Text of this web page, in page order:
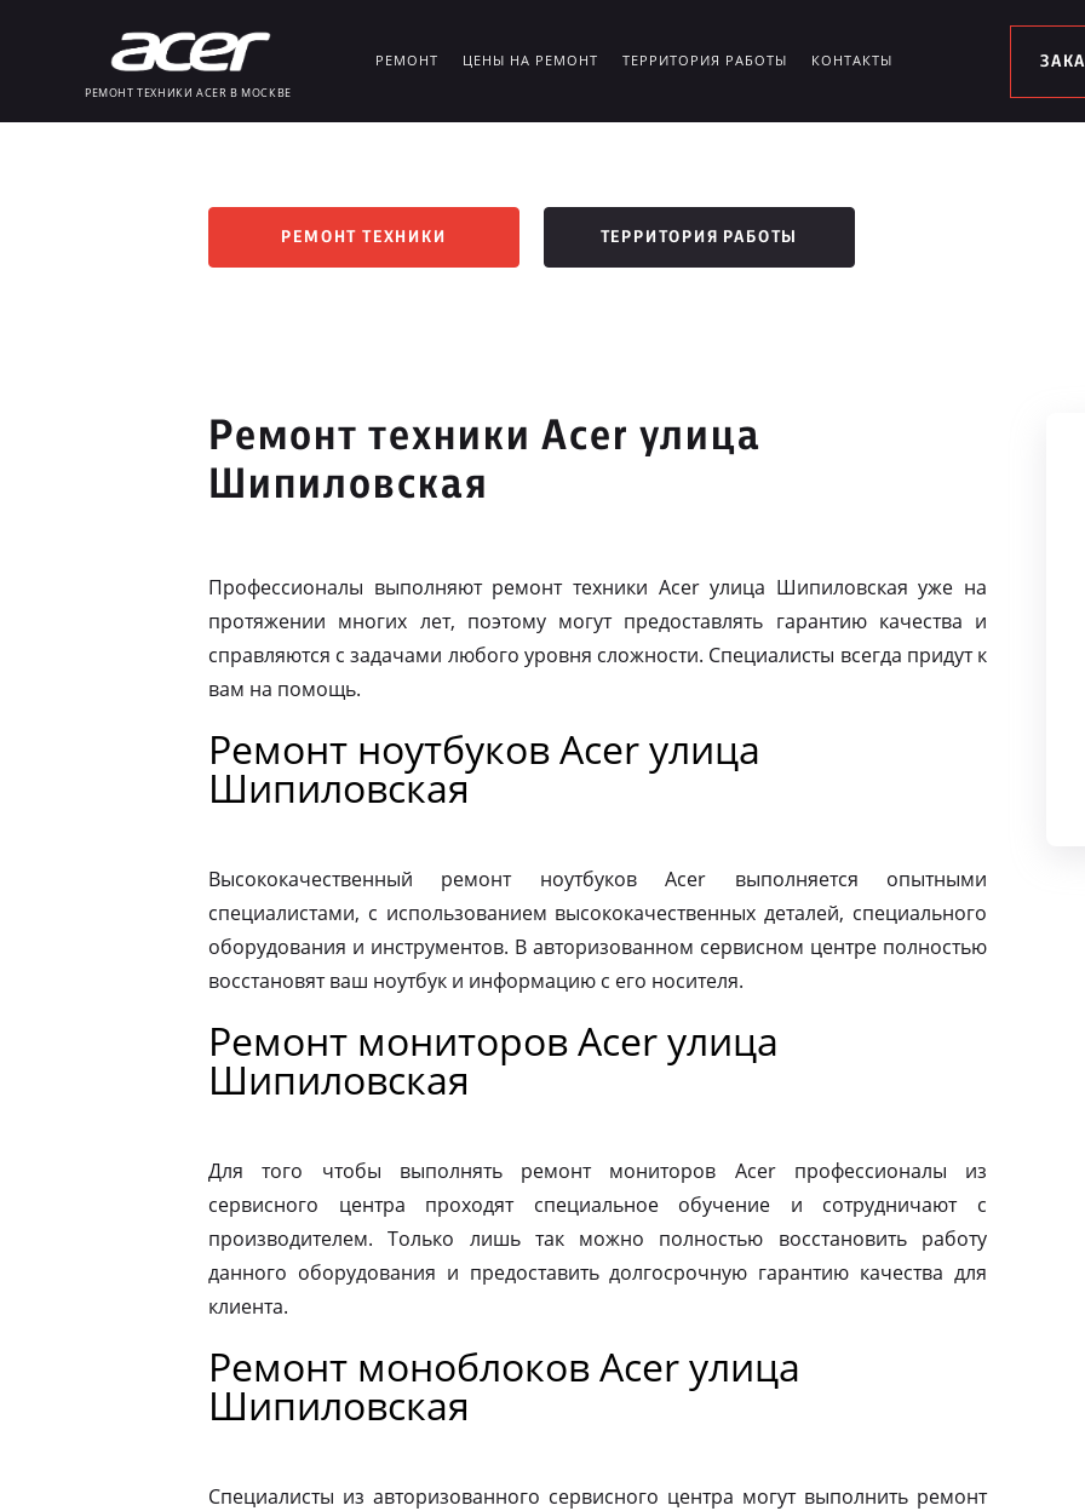
РЕМОНТ ТЕХНИКИ ACER В МОСКВЕ
РЕМОНТ ЦЕНЫ НА РЕМОНТ ТЕРРИТОРИЯ РАБОТЫ КОНТАКТЫ
РЕМОНТ ТЕХНИКИ ТЕРРИТОРИЯ РАБОТЫ
Ремонт техники Acer улица
Шипиловская
Профессионалы выполняют ремонт техники Acer улица Шипиловская уже на
протяжении многих лет, поэтому могут предоставлять гарантию качества и
справляются с задачами любого уровня сложности. Специалисты всегда придут к
вам на помощь.
Ремонт ноутбуков Acer улица
Шипиловская
Высококачественный ремонт ноутбуков Acer выполняется опытными
специалистами, с использованием высококачественных деталей, специального
оборудования и инструментов. В авторизованном сервисном центре полностью
восстановят ваш ноутбук и информацию с его носителя.
Ремонт мониторов Acer улица
Шипиловская
Для того чтобы выполнять ремонт мониторов Acer профессионалы из
сервисного центра проходят специальное обучение и сотрудничают с
производителем. Только лишь так можно полностью восстановить работу
данного оборудования и предоставить долгосрочную гарантию качества для
клиента.
Ремонт моноблоков Acer улица
Шипиловская
Специалисты из авторизованного сервисного центра могут выполнить ремонт